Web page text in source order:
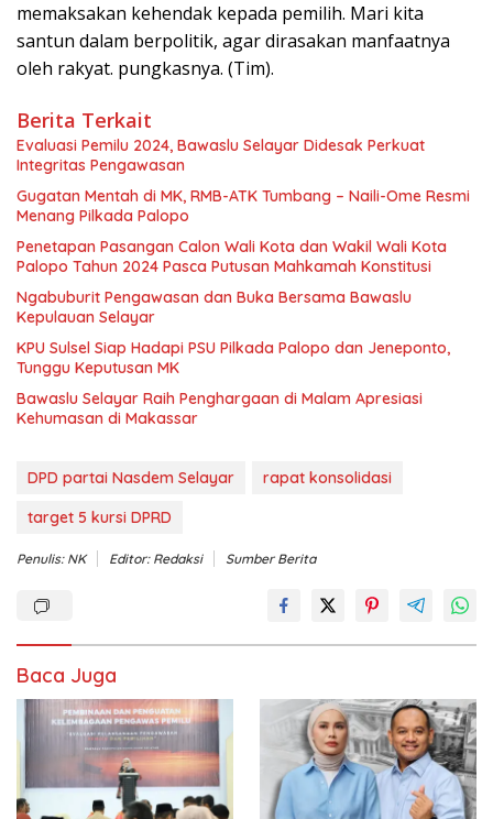
memaksakan kehendak kepada pemilih. Mari kita
santun dalam berpolitik, agar dirasakan manfaatnya
oleh rakyat. pungkasnya. (Tim).
Berita Terkait
Evaluasi Pemilu 2024, Bawaslu Selayar Didesak Perkuat
Integritas Pengawasan
Gugatan Mentah di MK, RMB-ATK Tumbang – Naili-Ome Resmi
Menang Pilkada Palopo
Penetapan Pasangan Calon Wali Kota dan Wakil Wali Kota
Palopo Tahun 2024 Pasca Putusan Mahkamah Konstitusi
Ngabuburit Pengawasan dan Buka Bersama Bawaslu
Kepulauan Selayar
KPU Sulsel Siap Hadapi PSU Pilkada Palopo dan Jeneponto,
Tunggu Keputusan MK
Bawaslu Selayar Raih Penghargaan di Malam Apresiasi
Kehumasan di Makassar
DPD partai Nasdem Selayar
rapat konsolidasi
target 5 kursi DPRD
Penulis: NK Editor: Redaksi Sumber Berita
Baca Juga